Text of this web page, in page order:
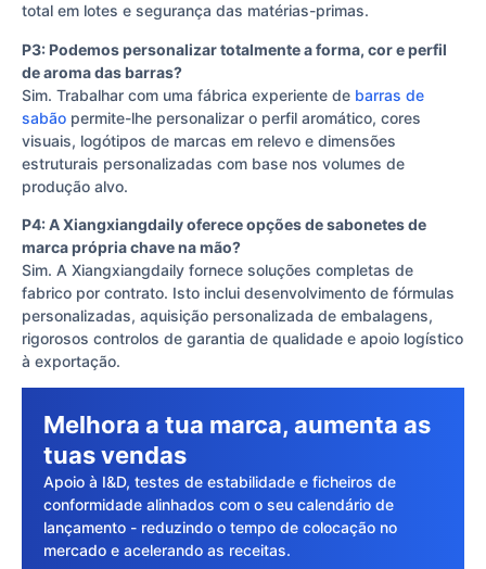
total em lotes e segurança das matérias-primas.
P3: Podemos personalizar totalmente a forma, cor e perfil
de aroma das barras?
Sim. Trabalhar com uma fábrica experiente de barras de
sabão permite-lhe personalizar o perfil aromático, cores
visuais, logótipos de marcas em relevo e dimensões
estruturais personalizadas com base nos volumes de
produção alvo.
P4: A Xiangxiangdaily oferece opções de sabonetes de
marca própria chave na mão?
Sim. A Xiangxiangdaily fornece soluções completas de
fabrico por contrato. Isto inclui desenvolvimento de fórmulas
personalizadas, aquisição personalizada de embalagens,
rigorosos controlos de garantia de qualidade e apoio logístico
à exportação.
Melhora a tua marca, aumenta as
tuas vendas
Apoio à I&D, testes de estabilidade e ficheiros de
conformidade alinhados com o seu calendário de
lançamento - reduzindo o tempo de colocação no
mercado e acelerando as receitas.